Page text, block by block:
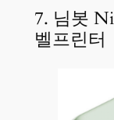
7. 님봇
벨프린터